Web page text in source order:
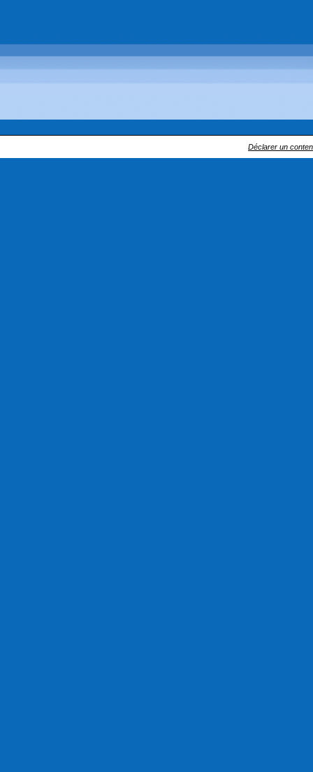
Déclarer un